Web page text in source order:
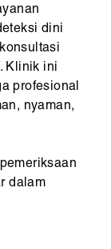
dini
Klinik ini
profesional
nyaman,
dalam